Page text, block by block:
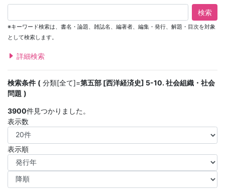
検索
※キーワード検索は、書名・論題、雑誌名、編著者、編集・発行、解題・目次を対象
として検索します。
詳細検索
検索条件 分類[全て]=第五部 [西洋経済史] 5-10. 社会組織・社会
問題
3900件見つかりました。
表示数
表示順